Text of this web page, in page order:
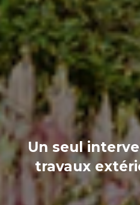
Un seul
travaux